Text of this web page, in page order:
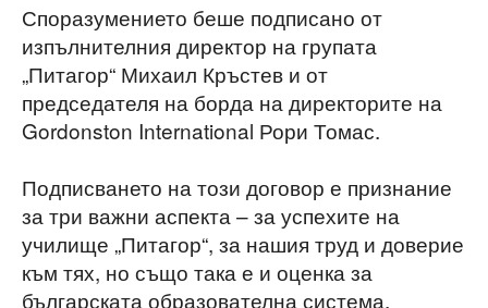
Споразумението беше подписано от
изпълнителния директор на групата
„Питагор“ Михаил Кръстев и от
председателя на борда на директорите на
Gordonston International Рори Томас.
Подписването на този договор е признание
за три важни аспекта – за успехите на
училище „Питагор“, за нашия труд и доверие
към тях, но също така е и оценка за
българската образователна система,